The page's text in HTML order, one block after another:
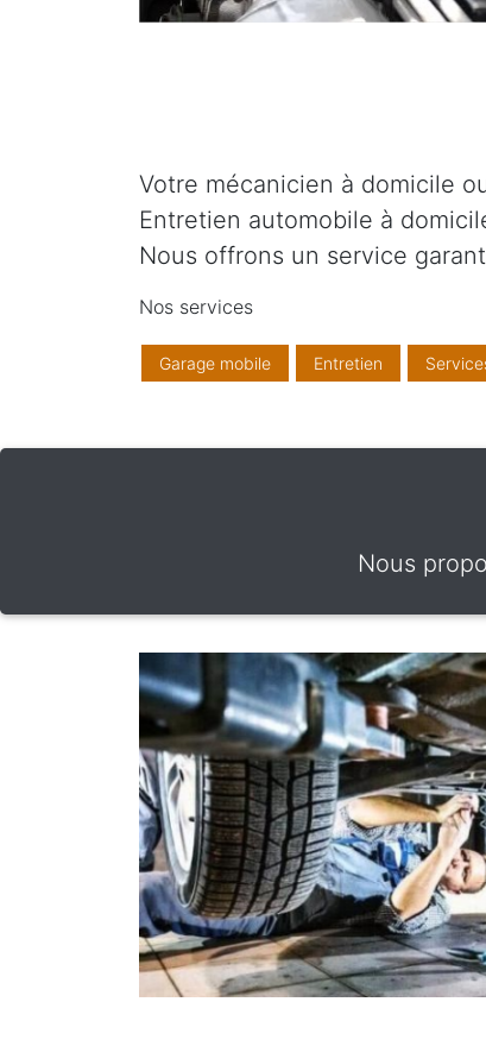
Votre mécanicien à domicile
Entretien automobile à
Nous offrons un service
Nos services
Garage mobile Entretien
Nous